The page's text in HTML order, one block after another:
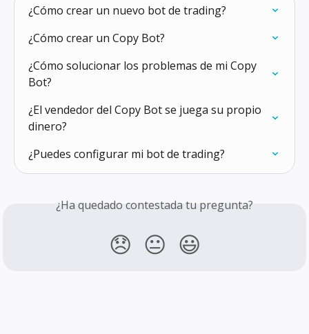
¿Cómo crear un nuevo bot de trading?
¿Cómo crear un Copy Bot?
¿Cómo solucionar los problemas de mi Copy
Bot?
¿El vendedor del Copy Bot se juega su propio
dinero?
¿Puedes configurar mi bot de trading?
¿Ha quedado contestada tu pregunta?
😞 😐 😃